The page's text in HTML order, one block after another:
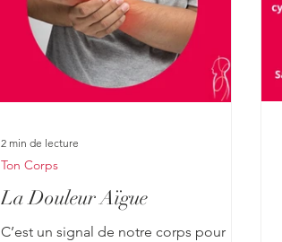
La Douleur Aïgue
C’est un signal de notre corps pour
Ton Corps
2 min de lecture